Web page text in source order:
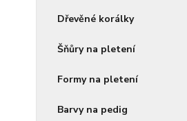
Dřevěné korálky
Šňůry na pletení
Formy na pletení
Barvy na pedig